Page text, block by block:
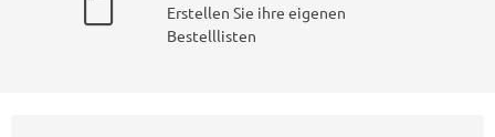
Erstellen Sie ihre eigenen
Bestelllisten